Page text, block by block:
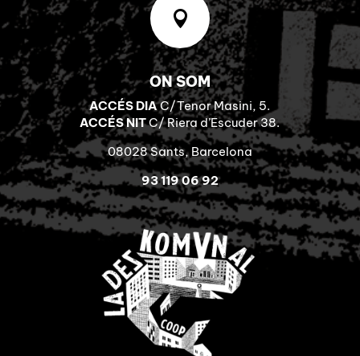

ON SOM
ACCÉS DIAC/Tenor Masini, 5.
ACCÉS NITC/ Riera d’Escuder 38.
08028 Sants, Barcelona
93 119 06 92